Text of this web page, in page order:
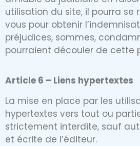
utilisation du site, il pourra se
vous pour obtenir
préjudices, sommes,
pourraient découler de cette
Article 6 – Liens hypertextes
La mise en place par les
hypertextes vers tout ou
strictement interdite, sauf
et écrite de l’éditeur.